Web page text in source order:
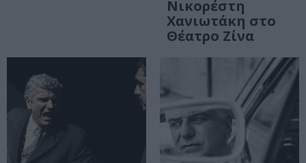
Νικορέστη
Χανιωτάκη στο
Θέατρο Ζίνα